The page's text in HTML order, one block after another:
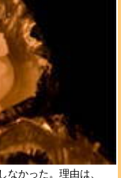
なかった。理由は、